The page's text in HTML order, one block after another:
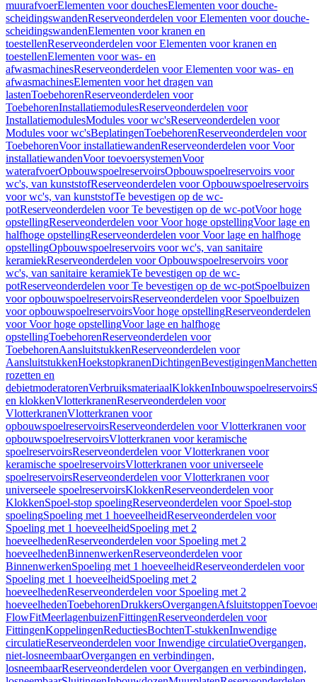
muurafvoerElementen voor douchesElementen voor douche-
scheidingswandenReserveonderdelen voor Elementen voor douche-
scheidingswandenElementen voor kranen en
toestellenReserveonderdelen voor Elementen voor kranen en
toestellenElementen voor was- en
afwasmachinesReserveonderdelen voor Elementen voor was- en
afwasmachinesElementen voor het dragen van
lastenToebehorenReserveonderdelen voor
ToebehorenInstallatiemodulesReserveonderdelen voor
InstallatiemodulesModules voor wc'sReserveonderdelen voor
Modules voor wc'sBeplatingenToebehorenReserveonderdelen voor
ToebehorenVoor installatiewandenReserveonderdelen voor Voor
installatiewandenVoor toevoersystemenVoor
waterafvoerOpbouwspoelreservoirsOpbouwspoelreservoirs voor
wc's, van kunststofReserveonderdelen voor Opbouwspoelreservoirs
voor wc's, van kunststofTe bevestigen op de wc-
potReserveonderdelen voor Te bevestigen op de wc-potVoor hoge
opstellingReserveonderdelen voor Voor hoge opstellingVoor lage en
halfhoge opstellingReserveonderdelen voor Voor lage en halfhoge
opstellingOpbouwspoelreservoirs voor wc's, van sanitaire
keramiekReserveonderdelen voor Opbouwspoelreservoirs voor
wc's, van sanitaire keramiekTe bevestigen op de wc-
potReserveonderdelen voor Te bevestigen op de wc-potSpoelbuizen
voor opbouwspoelreservoirsReserveonderdelen voor Spoelbuizen
voor opbouwspoelreservoirsVoor hoge opstellingReserveonderdelen
voor Voor hoge opstellingVoor lage en halfhoge
opstellingToebehorenReserveonderdelen voor
ToebehorenAansluitstukkenReserveonderdelen voor
AansluitstukkenHoekstopkranenDichtingenBevestigingenManchetten
rozetten en
debietmoderatorenVerbruiksmateriaalKlokkenInbouwspoelreservoirs
en klokkenVlotterkranenReserveonderdelen voor
VlotterkranenVlotterkranen voor
opbouwspoelreservoirsReserveonderdelen voor Vlotterkranen voor
opbouwspoelreservoirsVlotterkranen voor keramische
spoelreservoirsReserveonderdelen voor Vlotterkranen voor
keramische spoelreservoirsVlotterkranen voor universeele
spoelreservoirsReserveonderdelen voor Vlotterkranen voor
universeele spoelreservoirsKlokkenReserveonderdelen voor
KlokkenSpoel-stop spoelingReserveonderdelen voor Spoel-stop
spoelingSpoeling met 1 hoeveelheidReserveonderdelen voor
Spoeling met 1 hoeveelheidSpoeling met 2
hoeveelhedenReserveonderdelen voor Spoeling met 2
hoeveelhedenBinnenwerkenReserveonderdelen voor
BinnenwerkenSpoeling met 1 hoeveelheidReserveonderdelen voor
Spoeling met 1 hoeveelheidSpoeling met 2
hoeveelhedenReserveonderdelen voor Spoeling met 2
hoeveelhedenToebehorenDrukkersOvergangenAfsluitstoppen
FlowFitMeerlagenbuizenFittingenReserveonderdelen voor
FittingenKoppelingenReductiesBochtenT-stukkenInwendige
circulatieReserveonderdelen voor Inwendige circulatieOvergangen,
niet-losneembaarOvergangen en verbindingen,
losneembaarReserveonderdelen voor Overgangen en verbindingen,